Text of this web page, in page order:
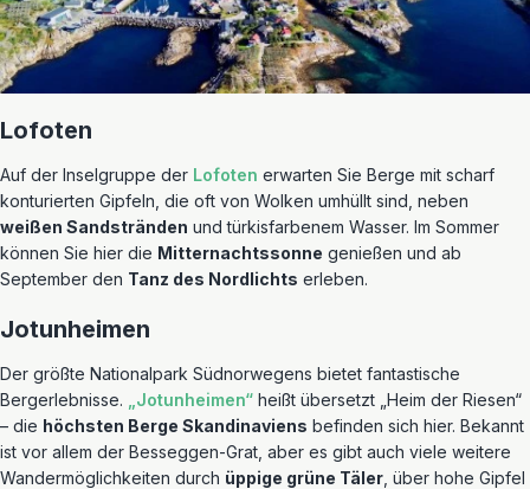
Lofoten
Auf der Inselgruppe der Lofoten erwarten Sie Berge mit scharf
konturierten Gipfeln, die oft von Wolken umhüllt sind, neben
weißen Sandstränden und türkisfarbenem Wasser. Im Sommer
können Sie hier die Mitternachtssonne genießen und ab
September den Tanz des Nordlichts erleben.
Jotunheimen
Der größte Nationalpark Südnorwegens bietet fantastische
Bergerlebnisse.
„Jotunheimen“ heißt übersetzt „Heim der Riesen“
– die höchsten Berge Skandinaviens befinden sich hier. Bekannt
ist vor allem der Besseggen-Grat, aber es gibt auch viele weitere
Wandermöglichkeiten durch üppige grüne Täler , über hohe Gipfel